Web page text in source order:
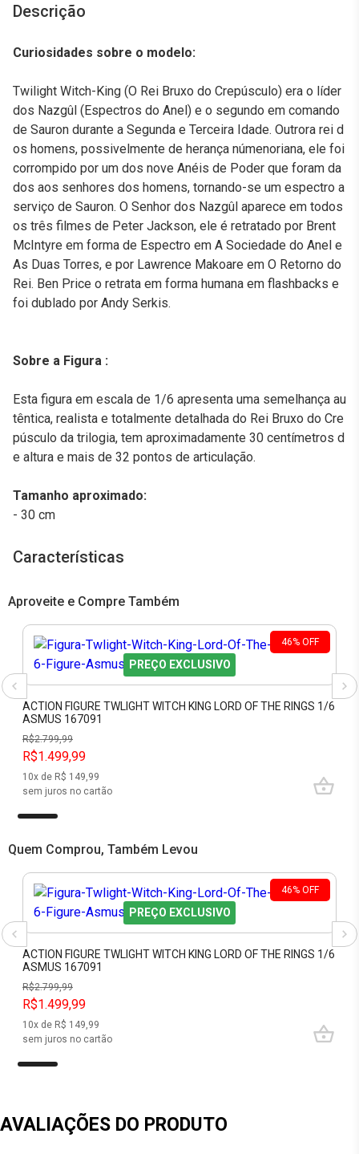
Descrição
Curiosidades sobre o modelo:
Twilight Witch-King (O Rei Bruxo do Crepúsculo) era o líder
dos Nazgûl (Espectros do Anel) e o segundo em comando
de Sauron durante a Segunda e Terceira Idade. Outrora rei d
os homens, possivelmente de herança númenoriana, ele foi
corrompido por um dos nove Anéis de Poder que foram da
dos aos senhores dos homens, tornando-se um espectro a
serviço de Sauron. O Senhor dos Nazgûl aparece em todos
os três filmes de Peter Jackson, ele é retratado por Brent
McIntyre em forma de Espectro em A Sociedade do Anel e
As Duas Torres, e por Lawrence Makoare em O Retorno do
Rei. Ben Price o retrata em forma humana em flashbacks e
foi dublado por Andy Serkis.
Sobre a Figura :
Esta figura em escala de 1/6 apresenta uma semelhança au
têntica, realista e totalmente detalhada do Rei Bruxo do Cre
púsculo da trilogia, tem aproximadamente 30 centímetros d
e altura e mais de 32 pontos de articulação.
Tamanho aproximado:
- 30 cm
Características
Aproveite e Compre Também
46% OFF
PREÇO EXCLUSIVO
ACTION FIGURE TWLIGHT WITCH KING LORD OF THE RINGS 1/6
ASMUS 167091
R$2.799,99
R$1.499,99
10x de R$ 149,99
sem juros no cartão
Quem Comprou, Também Levou
46% OFF
PREÇO EXCLUSIVO
ACTION FIGURE TWLIGHT WITCH KING LORD OF THE RINGS 1/6
ASMUS 167091
R$2.799,99
R$1.499,99
10x de R$ 149,99
sem juros no cartão
AVALIAÇÕES DO PRODUTO